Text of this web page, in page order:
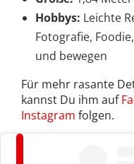
Hobbys: Leichte
Fotografie,
und bewegen
Für mehr rasante
kannst Du ihm auf
Instagram folgen.